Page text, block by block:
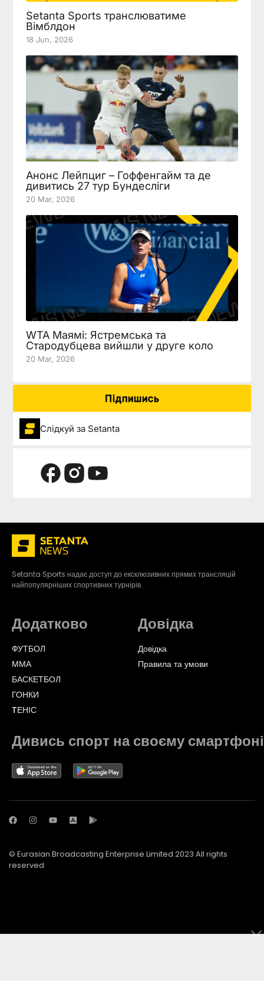
Setanta Sports транслюватиме
Вімблдон
18 Jun, 2026
Анонс Лейпциг – Гоффенгайм та де
дивитись 27 тур Бундесліги
20 Mar, 2026
WTA Маямі: Ястремська та
Стародубцева вийшли у друге коло
20 Mar, 2026
Підпишись
Слідкуй за Setanta
Setanta Sports надає доступ до ексклюзивних прямих трансляцій
найпопулярніших спортивних турнірів.
Додатково
ФУТБОЛ
ММА
БАСКЕТБОЛ
ГОНКИ
TЕНІС
Довідка
Довідка
Правила та умови
Дивись спорт на своєму смартфоні
© Eurasian Broadcasting Enterprise Limited 2023 All rights
reserved